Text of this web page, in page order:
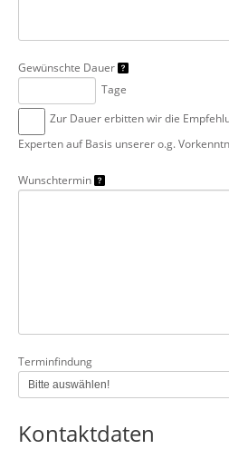
Gewünschte Dauer
Tage
Zur Dauer erbitten wir die
Experten auf Basis unserer o.g.
Wunschtermin
Terminfindung
Kontaktdaten